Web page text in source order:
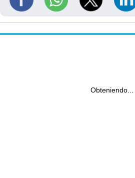
Obteniendo...